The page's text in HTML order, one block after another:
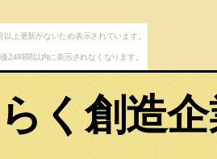
上更新がないため表示されています。
24時間以内に表示されなくなります。
く創造